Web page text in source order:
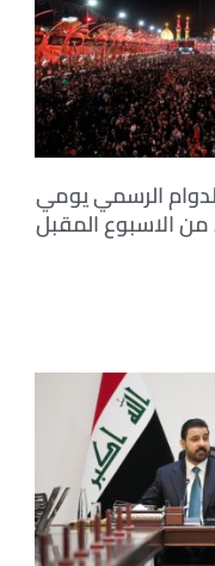
الرسمي يومي
من الاسبوع المقبل